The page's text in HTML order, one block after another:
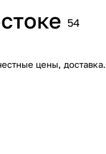
54
цены, доставка.